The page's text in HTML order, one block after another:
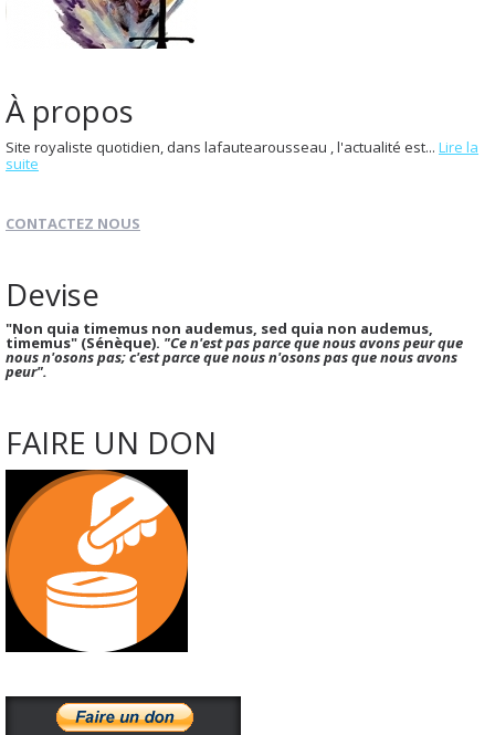
À propos
Site royaliste quotidien, dans lafautearousseau , l'actualité est... Lire la
suite
CONTACTEZ NOUS
Devise
"Non quia timemus non audemus, sed quia non audemus,
timemus" (Sénèque). "Ce n'est pas parce que nous avons peur que
nous n'osons pas; c'est parce que nous n'osons pas que nous avons
peur".
FAIRE UN DON